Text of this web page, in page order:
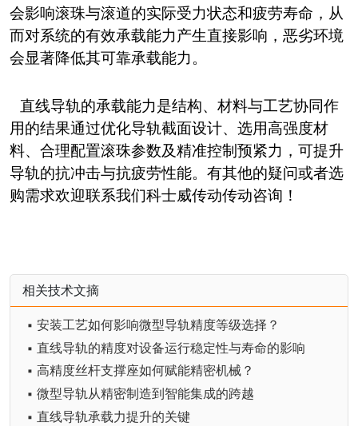
会影响滚珠与滚道的实际受力状态和疲劳寿命，从
而对系统的有效承载能力产生直接影响，恶劣环境
会显著降低其可靠承载能力。
直线导轨的承载能力是结构、材料与工艺协同作
用的结果通过优化导轨截面设计、选用高强度材
料、合理配置滚珠参数及精准控制预紧力，可提升
导轨的抗冲击与抗疲劳性能。有其他的疑问或者选
购需求欢迎联系我们科士威传动传动咨询！
相关技术文摘
▪ 安装工艺如何影响微型导轨精度等级选择？
▪ 直线导轨的精度对设备运行稳定性与寿命的影响
▪ 高精度丝杆支撑座如何赋能精密机械？
▪ 微型导轨从精密制造到智能集成的跨越
▪ 直线导轨承载力提升的关键